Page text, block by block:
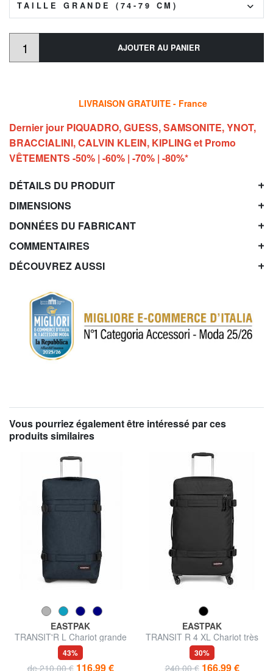
TAILLE GRANDE (74-79 CM)
AJOUTER AU PANIER
LIVRAISON GRATUITE - France
Dernier jour PIQUADRO, GUESS, SAMSONITE, YNOT,
BRACCIALINI, CALVIN KLEIN, KIPLING et Promo
VÊTEMENTS -50% | -60% | -70% | -80%*
DÉTAILS DU PRODUIT
DIMENSIONS
DONNÉES DU FABRICANT
COMMENTAIRES
DÉCOUVREZ AUSSI
Vous pourriez également être intéressé par ces
produits similaires
EASTPAK
TRANSIT'R L Chariot grande
taille
43%
de 210,00 € 116,99 €
EASTPAK
TRANSIT R 4 XL Chariot très
grand
30%
240,00 € 166,99 €